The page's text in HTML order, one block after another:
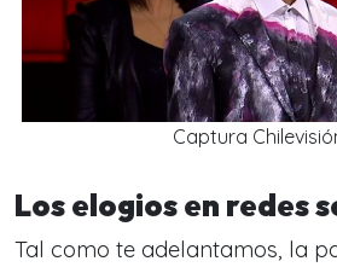
Captura
Los elogios en redes
Tal como te adelantamos, la